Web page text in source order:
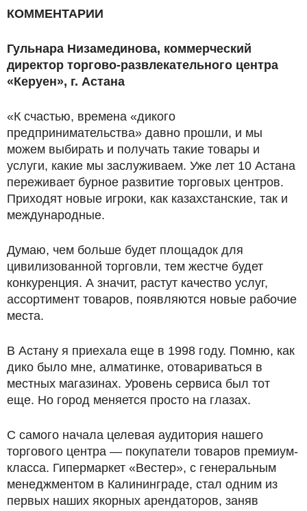
КОММЕНТАРИИ
Гульнара Низамединова, коммерческий
директор торгово-развлекательного центра
«Керуен», г. Астана
«К счастью, времена «дикого
предпринимательства» давно прошли, и мы
можем выбирать и получать такие товары и
услуги, какие мы заслуживаем. Уже лет 10 Астана
переживает бурное развитие торговых центров.
Приходят новые игроки, как казахстанские, так и
международные.
Думаю, чем больше будет площадок для
цивилизованной торговли, тем жестче будет
конкуренция. А значит, растут качество услуг,
ассортимент товаров, появляются новые рабочие
места.
В Астану я приехала еще в 1998 году. Помню, как
дико было мне, алматинке, отовариваться в
местных магазинах. Уровень сервиса был тот
еще. Но город меняется просто на глазах.
С самого начала целевая аудитория нашего
торгового центра — покупатели товаров премиум-
класса. Гипермаркет «Вестер», с генеральным
менеджментом в Калининграде, стал одним из
первых наших якорных арендаторов, заняв